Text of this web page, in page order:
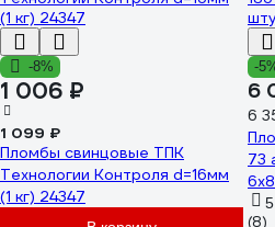
-8%
1 006 ₽
1 099 ₽
Пломбы свинцовые ТПК
Технологии Контроля d=16мм
(1 кг) 24347
-
6
6
73
5
(8)